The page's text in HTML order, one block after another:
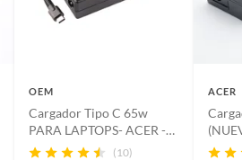
OEM
Cargador Tipo C 65w
PARA LAPTOPS- ACER -
HP - LENOVO - DELL -
(10)
ACER